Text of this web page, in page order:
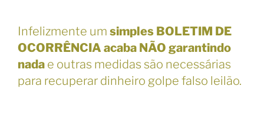
Infelizmente um simples BOLETIM DE
OCORRÊNCIA acaba NÃO garantindo
nada e outras medidas são necessárias
para recuperar dinheiro golpe falso leilão.